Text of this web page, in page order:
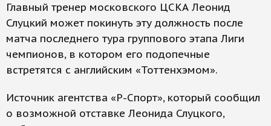
Главный тренер московского ЦСКА Леонид
Слуцкий может покинуть эту должность после
матча последнего тура группового этапа Лиги
чемпионов, в котором его подопечные
встретятся с английским «Тоттенхэмом».
Источник агентства «Р-Спорт», который сообщил
о возможной отставке Леонида Слуцкого,